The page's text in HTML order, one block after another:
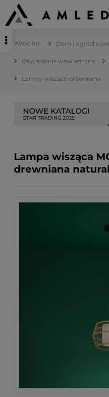
Dom i ogród
Oświetlenie wewnętrzne
Lampy wiszące drewniane
Lampa wisząca
drewniana